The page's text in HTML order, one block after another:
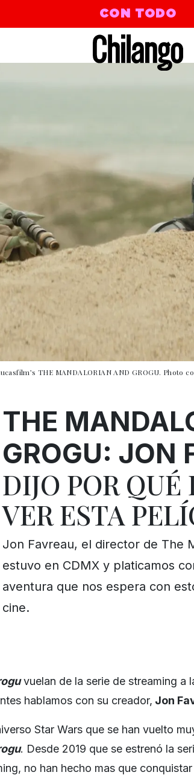
CON TODO
THE MANDALORIAN AND GROGU.
THE
GROGU: JON
DIJO POR QUÉ
VER ESTA
Jon Favreau, el director de The
estuvo en CDMX y platicamos
aventura que nos espera con
cine.
vuelan de la serie de streaming a
hablamos con su creador, Jon
Star Wars que se han vuelto
. Desde 2019 que se estrenó la
no han hecho mas que